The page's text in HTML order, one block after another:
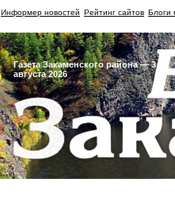
Информер новостей Рейтинг сайтов Блоги
Газета Закаменского района — 3
августа 2026